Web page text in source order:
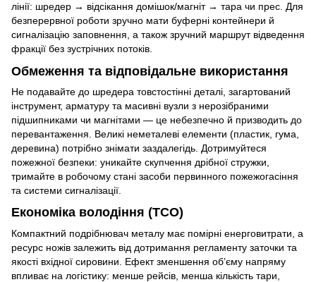
лінії: шредер → відсікання домішок/магніт → тара чи прес. Для
безперервної роботи зручно мати буферні контейнери й
сигналізацію заповнення, а також зручний маршрут відведення
фракції без зустрічних потоків.
Обмеження та відповідальне використання
Не подавайте до шредера товстостінні деталі, загартований
інструмент, арматуру та масивні вузли з нерозібраними
підшипниками чи магнітами — це небезпечно й призводить до
перевантаження. Великі неметалеві елементи (пластик, гума,
деревина) потрібно знімати заздалегідь. Дотримуйтеся
пожежної безпеки: уникайте скупчення дрібної стружки,
тримайте в робочому стані засоби первинного пожежогасіння
та системи сигналізації.
Економіка володіння (TCO)
Компактний подрібнювач металу має помірні енерговитрати, а
ресурс ножів залежить від дотримання регламенту заточки та
якості вхідної сировини. Ефект зменшення об’єму напряму
впливає на логістику: менше рейсів, менша кількість тари,